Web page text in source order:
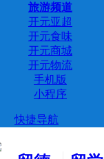
旅游频道
开元亚超
开元食味
开元商城
开元物流
手机版
小程序
快捷导航